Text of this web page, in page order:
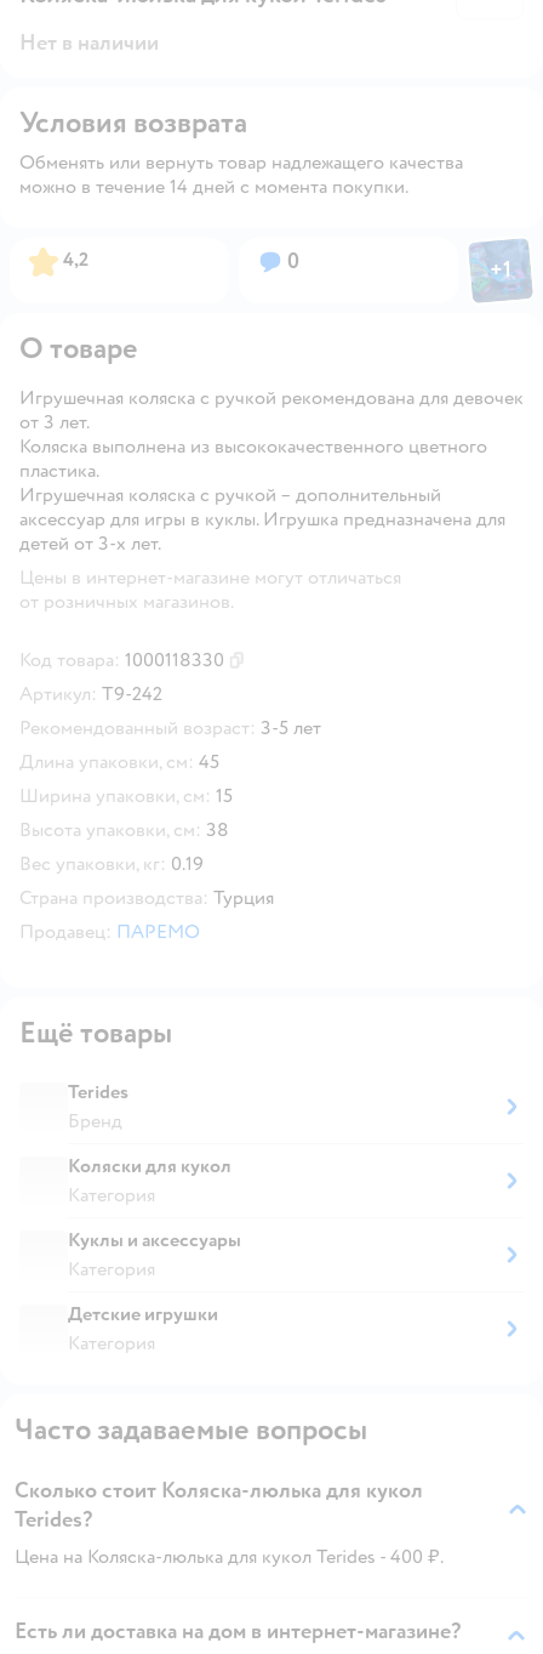
Нет в наличии
Условия возврата
Обменять или вернуть товар надлежащего качества
можно в течение 14 дней с момента покупки.
Рейтинг:
4,2 Вопросов:
0 Фото
+1
О товаре
Игрушечная коляска с ручкой рекомендована для девочек
от 3 лет.
Коляска выполнена из высококачественного цветного
пластика.
Игрушечная коляска с ручкой – дополнительный
аксессуар для игры в куклы. Игрушка предназначена для
детей от 3-х лет.
Цены в интернет-магазине могут отличаться
от розничных магазинов.
Код товара: 1000118330
Артикул: Т9-242
Рекомендованный возраст: 3-5 лет
Длина упаковки, см: 45
Ширина упаковки, см: 15
Высота упаковки, см: 38
Вес упаковки, кг: 0.19
Страна производства: Турция
Продавец: ПАРЕМО
Ещё товары
Terides
Бренд
Коляски для кукол
Категория
Куклы и аксессуары
Категория
Детские игрушки
Категория
Часто задаваемые вопросы
Сколько стоит Коляска-люлька для кукол
Terides?
Цена на Коляска-люлька для кукол Terides - 400 ₽.
Есть ли доставка на дом в интернет-магазине?